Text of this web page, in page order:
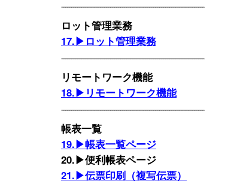
ロット管理業務
17.▶ロット管理業務
リモートワーク機能
18.▶リモートワーク機能
帳表一覧
19.▶帳表一覧ページ
20.▶便利帳表ページ
21.▶伝票印刷（複写伝票）